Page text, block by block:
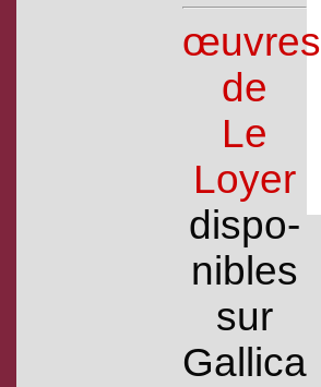
œuvres
de
Le
Loyer
dispo­
nibles
sur
Gallica